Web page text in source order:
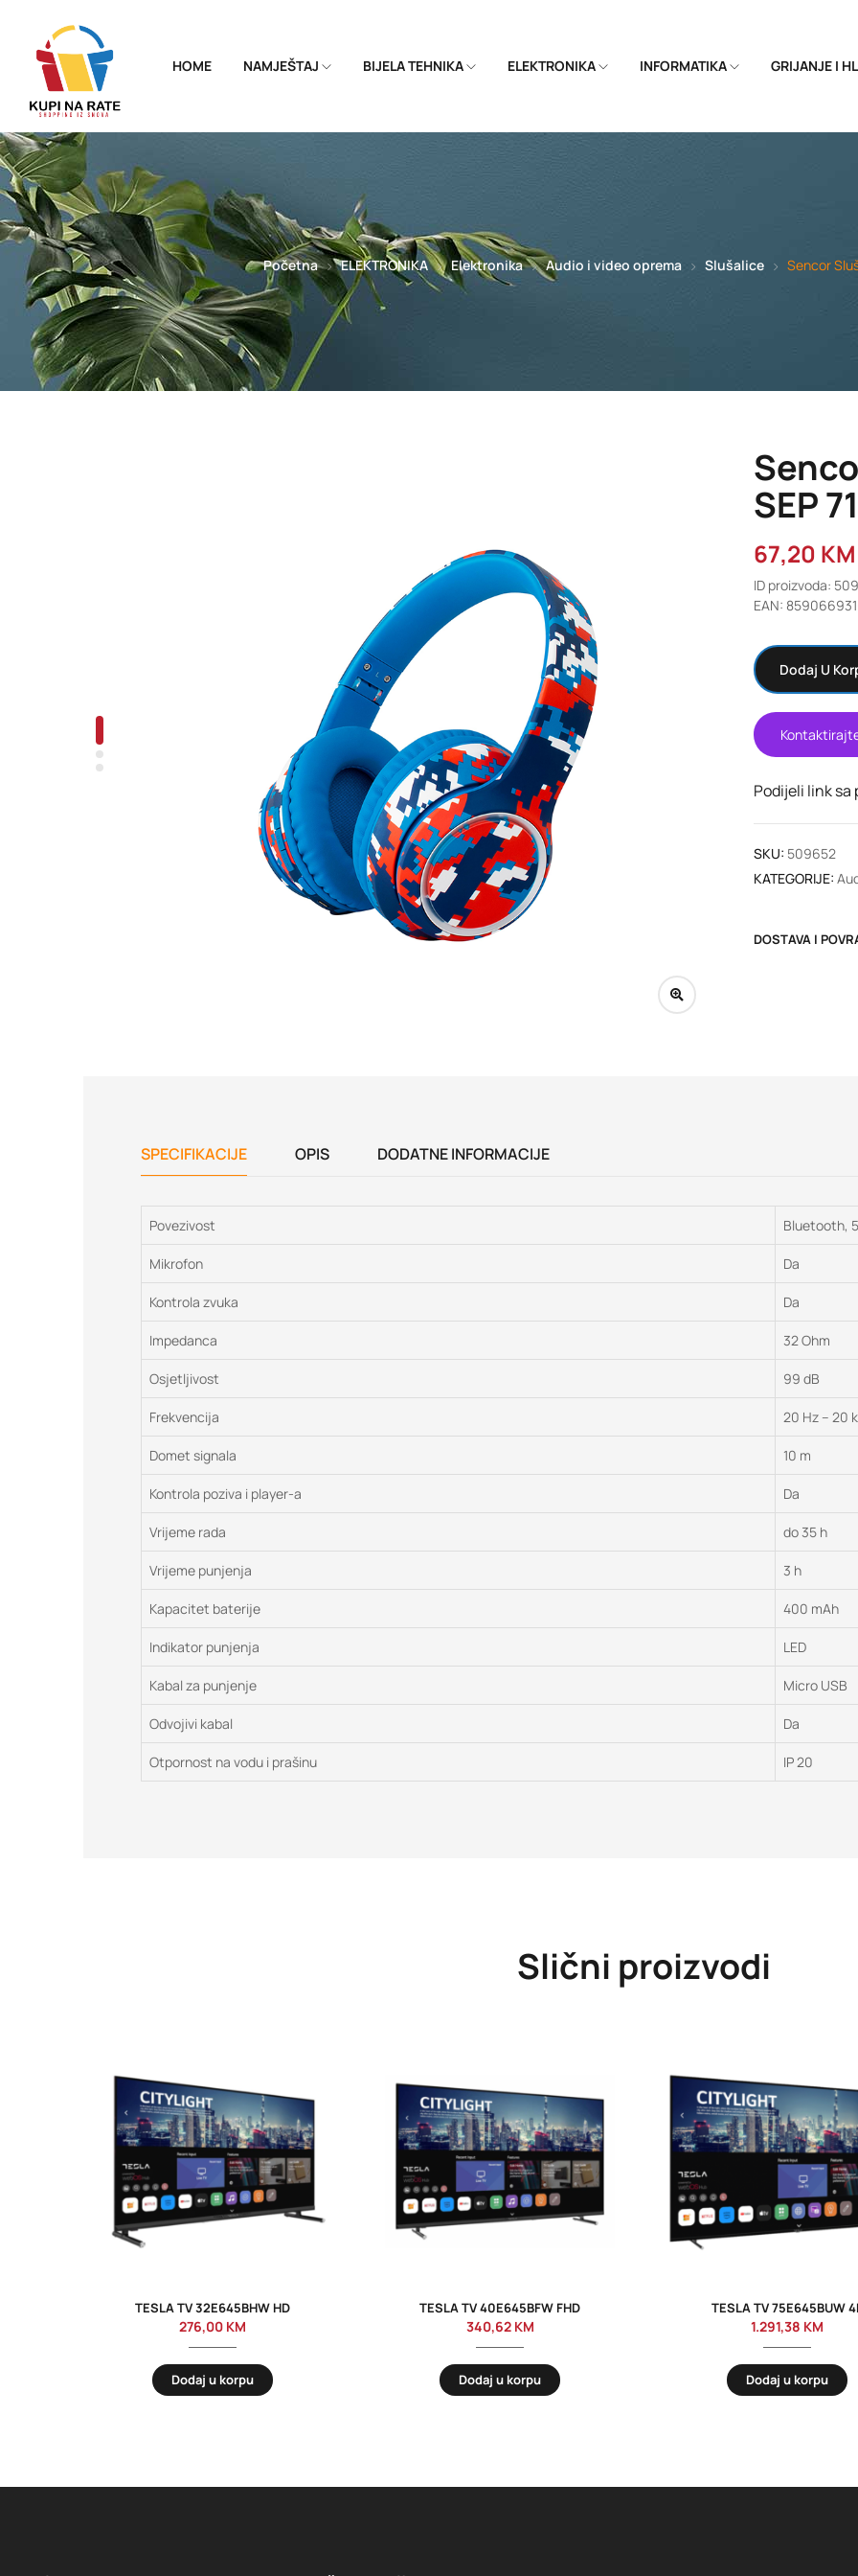
HOME NAMJEŠTAJ BIJELA TEHNIKA ELEKTRONIKA INFORMATIKA GRIJANJE I
Početna ELEKTRONIKA Elektronika Audio i video oprema Slušalice Sencor
SEP
67,20 KM
ID proizvoda:
EAN:
Dodaj U
Podijeli link
SKU: 509652
KATEGORIJE:
DOSTAVA I
SPECIFIKACIJE OPIS DODATNE INFORMACIJE
Povezivost Bluetooth,
Mikrofon Da
Kontrola zvuka Da
Impedanca 32 Ohm
Osjetljivost 99 dB
Frekvencija 20 Hz – 20
Domet signala 10 m
Kontrola poziva i player-a Da
Vrijeme rada do 35 h
Vrijeme punjenja 3 h
Kapacitet baterije 400 mAh
Indikator punjenja LED
Kabal za punjenje Micro USB
Odvojivi kabal Da
Otpornost na vodu i prašinu IP 20
Slični proizvodi
TESLA TV 32E645BHW HD
276,00 KM
Dodaj u korpu
TESLA TV 40E645BFW FHD
340,62 KM
Dodaj u korpu
TESLA TV 75E645BUW
1.291,38 KM
Dodaj u korpu